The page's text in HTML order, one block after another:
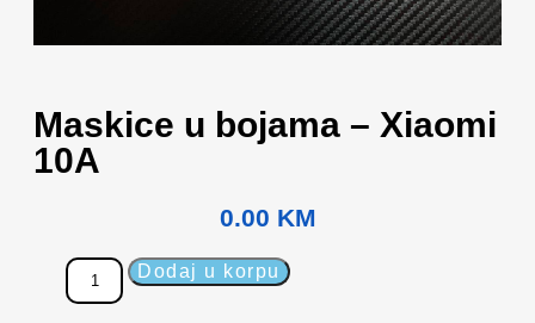
Maskice u bojama – Xiaomi
10A
0.00 KM
Dodaj u korpu